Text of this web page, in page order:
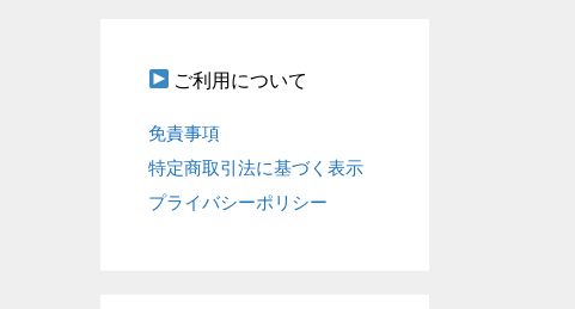
ご利用について
免責事項
特定商取引法に基づく表示
プライバシーポリシー